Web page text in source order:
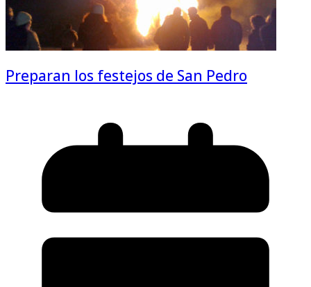
Preparan los festejos de San Pedro